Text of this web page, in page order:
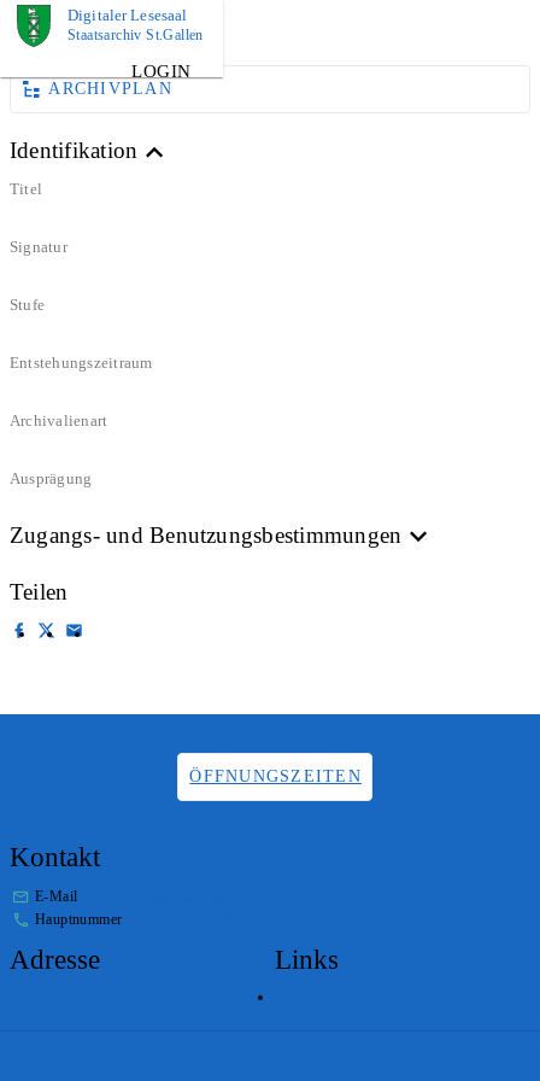
Digitaler Lesesaal
Staatsarchiv St.Gallen
LOGIN
DOKUMENT
ARCHIVPLAN
Identifikation
Titel
Signatur
Stufe
Entstehungszeitraum
Archivalienart
Ausprägung
Zugangs- und Benutzungsbestimmungen
Teilen
ÖFFNUNGSZEITEN
Kontakt
E-Mail
Hauptnummer
Adresse Links